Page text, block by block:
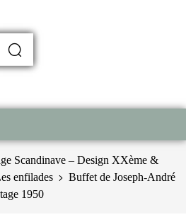
Scandinave – Design XXème &
enfilades
Buffet de Joseph-André
1950